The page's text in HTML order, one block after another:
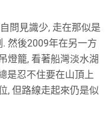
問見識少, 走在那似是
然後2009年在另一方
燈籠, 看著船灣淡水湖
是忍不住要在山頂上
, 但路線走起來仍是似